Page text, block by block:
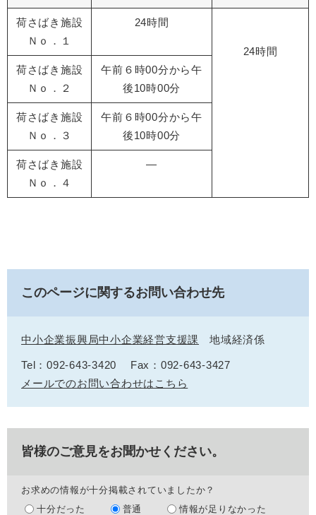
荷さばき施設
Ｎｏ．１
24時間
24時間
荷さばき施設
Ｎｏ．２
午前６時00分から午
後10時00分
荷さばき施設
Ｎｏ．３
午前６時00分から午
後10時00分
荷さばき施設
Ｎｏ．４
―
このページに関するお問い合わせ先
中小企業振興局中小企業経営支援課 地域経済係
Tel：092-643-3420
Fax：092-643-3427
メールでのお問い合わせはこちら
皆様のご意見をお聞かせください。
お求めの情報が十分掲載されていましたか？
十分だった
普通 情報が足りなかった